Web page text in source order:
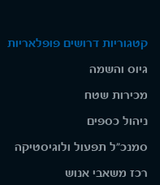
קטגוריות דרושים פופלאריות
גיוס והשמה
מכירות שטח
ניהול כספים
סמנכ"ל תפעול ולוגיסטיקה
רכז משאבי אנוש